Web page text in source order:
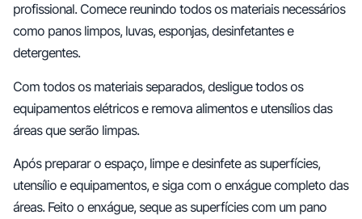
profissional. Comece reunindo todos os materiais necessários
como panos limpos, luvas, esponjas, desinfetantes e
detergentes.
Com todos os materiais separados, desligue todos os
equipamentos elétricos e remova alimentos e utensílios das
áreas que serão limpas.
Após preparar o espaço, limpe e desinfete as superfícies,
utensílio e equipamentos, e siga com o enxágue completo das
áreas. Feito o enxágue, seque as superfícies com um pano